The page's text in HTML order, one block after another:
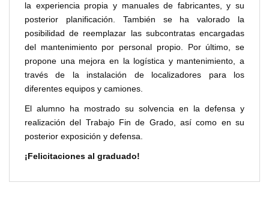
la experiencia propia y manuales de fabricantes, y su
posterior planificación. También se ha valorado la
posibilidad de reemplazar las subcontratas encargadas
del mantenimiento por personal propio. Por último, se
propone una mejora en la logística y mantenimiento, a
través de la instalación de localizadores para los
diferentes equipos y camiones.
El alumno ha mostrado su solvencia en la defensa y
realización del Trabajo Fin de Grado, así como en su
posterior exposición y defensa.
¡Felicitaciones al graduado!